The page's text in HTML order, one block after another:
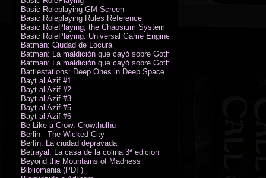
Basic Roleplaying GM Screen
Basic Roleplaying Rules Reference
Basic RolePlaying, the Chaosium System
Basic RolePlaying: Universal Game Engine (PDF)
Batman: Ciudad de Locura
Batman: La maldición que cayó sobre Gotham
Batman: La maldición que cayó sobre Gotham
Battlestations: Deep Ones in Deep Space
Bayt al Azif #1
Bayt al Azif #2
Bayt al Azif #3
Bayt al Azif #5
Bayt al Azif #6
Be Like a Crow: Crowthulhu
Berlin - The Wicked City
Berlín: La ciudad depravada
Betrayal: La casa de la colina 3ª edición
Beyond the Mountains of Madness
Bibliomania (PDF)